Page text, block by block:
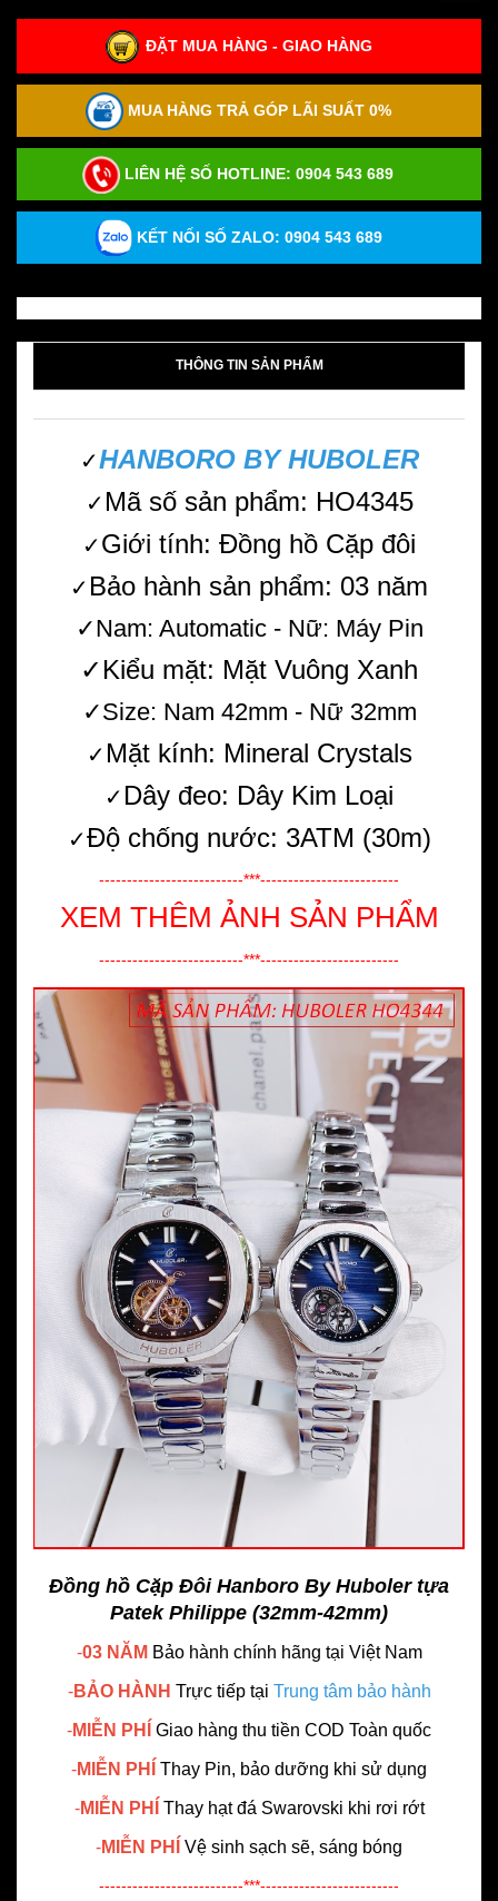
ĐẶT MUA HÀNG - GIAO HÀNG
MUA HÀNG TRẢ GÓP LÃI SUẤT 0%
LIÊN HỆ SỐ HOTLINE: 0904 543 689
KẾT NỐI SỐ ZALO: 0904 543 689
THÔNG TIN SẢN PHẨM
✓HANBORO BY HUBOLER
✓ Mã số sản phẩm: HO4345
✓Giới tính: Đồng hồ Cặp đôi
✓ Bảo hành sản phẩm: 03 năm
✓Nam: Automatic - Nữ: Máy Pin
✓Kiểu mặt: Mặt Vuông Xanh
✓Size: Nam 42mm - Nữ 32mm
✓ Mặt kính: Mineral Crystals
✓ Dây đeo: Dây Kim Loại
✓Độ chống nước: 3ATM (30m)
--------------------------***-------------------------
XEM THÊM ẢNH SẢN PHẨM
--------------------------***-------------------------
Đồng hồ Cặp Đôi Hanboro By Huboler tựa
Patek Philippe (32mm-42mm)
-03 NĂM Bảo hành chính hãng tại Việt Nam
-BẢO HÀNH Trực tiếp tại Trung tâm bảo hành
-MIỄN PHÍ Giao hàng thu tiền COD Toàn quốc
-MIỄN PHÍ Thay Pin, bảo dưỡng khi sử dụng
-MIỄN PHÍ Thay hạt đá Swarovski khi rơi rớt
-MIỄN PHÍ Vệ sinh sạch sẽ, sáng bóng
--------------------------***-------------------------